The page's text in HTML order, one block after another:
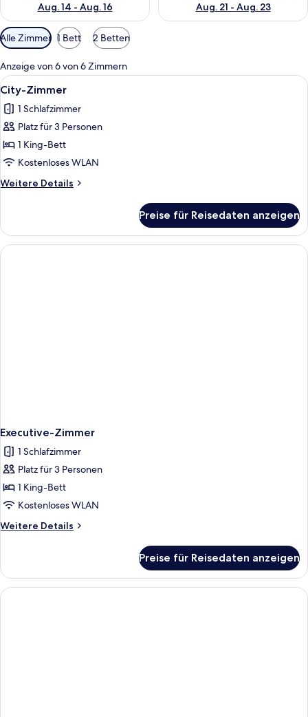
Aug. 14 - Aug. 16
Aug. 21 - Aug. 23
Verfügbare
Filter
für
Zimmer
Alle Zimmer 1 Bett 2 Betten
Anzeige von 6 von 6 Zimmern
Alle
Fotos
für
City-
Zimmer
anzeigen
Ein Hotelzimmer mit einem großen
3
City-Zimmer
1 Schlafzimmer
Platz für 3 Personen
1 King-Bett
Kostenloses WLAN
Weitere Details
Weitere
Zimmer
Preise für Reisedaten anzeigen
Executive-Zimmer
1 Schlafzimmer
Platz für 3 Personen
1 King-Bett
Kostenloses WLAN
Weitere Details
Weitere
Zimmer
Preise für Reisedaten anzeigen